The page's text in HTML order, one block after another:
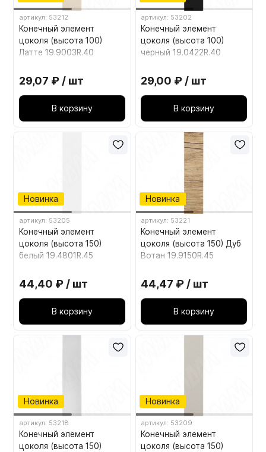
артикул: 53212
Конечный элемент
цоколя (высота 100)
Латте 19.9003R.40
29,07 ₽ / шт
В корзину
артикул: 53202
Конечный элемент
цоколя (высота 100)
черный 19.0422R.40
29,00 ₽ / шт
В корзину
Новинка
артикул: 53205
Конечный элемент
цоколя (высота 150)
белый 19.4801R.45
44,40 ₽ / шт
В корзину
Новинка
артикул: 53221
Конечный элемент
цоколя (высота 150) Дуб
Вотан 19.9150R.45
44,47 ₽ / шт
В корзину
Новинка
артикул: 53218
Конечный элемент
цоколя (высота 150)
Новинка
артикул: 53209
Конечный элемент
цоколя (высота 150)